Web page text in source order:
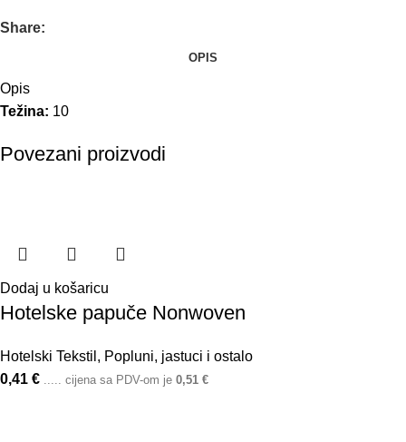
Share:
OPIS
Opis
Težina: 10
Povezani proizvodi
Dodaj u košaricu
Hotelske papuče Nonwoven
Hotelski Tekstil , Popluni, jastuci i ostalo
0,41 € ..... cijena sa PDV-om je 0,51 €